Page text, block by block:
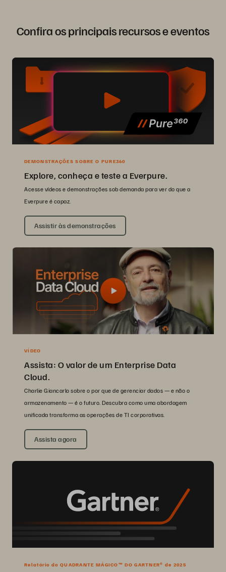
Confira os principais recursos e eventos
DEMONSTRAÇÕES SOBRE O PURE360
Explore, conheça e teste a Everpure.
Acesse vídeos e demonstrações sob demanda para ver do que a
Everpure é capaz.
Assistir às demonstrações
VÍDEO
Assista: O valor de um Enterprise Data
Cloud.
Charlie Giancarlo sobre o por que de gerenciar dados — e não o
armazenamento — é o futuro. Descubra como uma abordagem
unificada transforma as operações de TI corporativas.
Assista agora
Relatório do QUADRANTE MÁGICO™ DO GARTNER® de 2025